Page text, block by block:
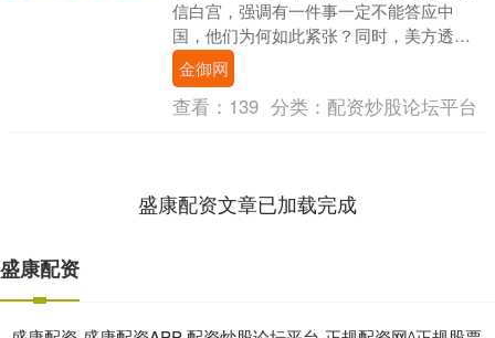
信白宫，强调有一件事一定不能答应中
国，他们为何如此紧张？同时，美方透露
这次特朗普访华，准备向中国提出五大诉
求，而中方早已亮明....
金御网
查看： 139 分类： 配资炒股论坛平台
盛康配资文章已加载完成
盛康配资